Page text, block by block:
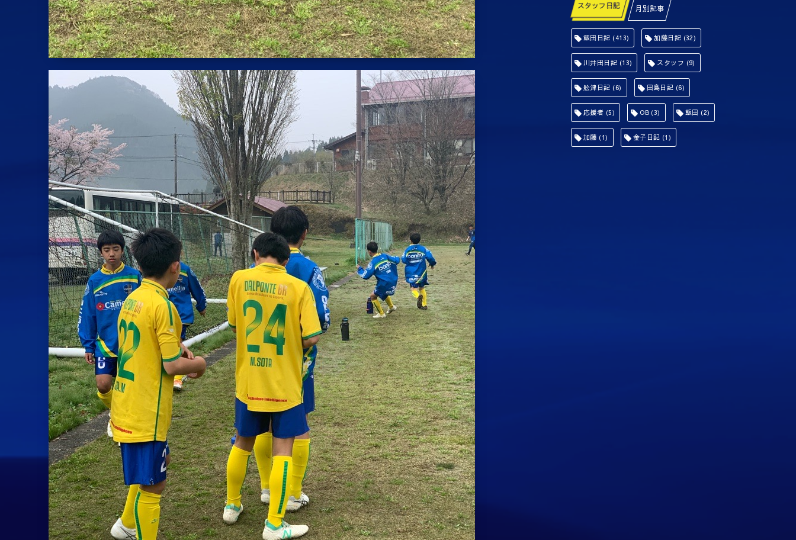
スタッフ日記 月別記事
飯田日記 (413) 加藤日記 (32)
川井田日記 (13) スタッフ (9)
舩津日記 (6) 田島日記 (6)
応援者 (5) OB(3) 飯田 (2)
加藤 (1) 金子日記 (1)